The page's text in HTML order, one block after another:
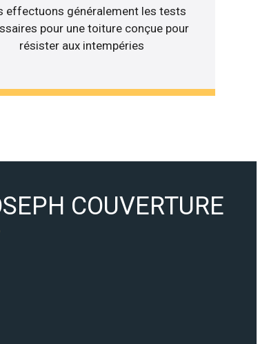
effectuons généralement les tests
pour une toiture conçue pour
résister aux intempéries
COUVERTURE